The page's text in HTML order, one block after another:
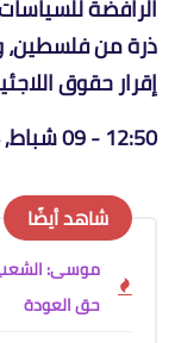
الرافضة
ذرة من فلسطين،
إقرار حقوق
12:50 - 09 شباط, 2018
شاهد أيضًا
موسى: الشعب
حق العودة